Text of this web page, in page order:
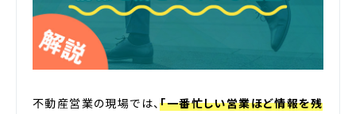
不動産営業の現場では、「一番忙しい営業ほど情報を残